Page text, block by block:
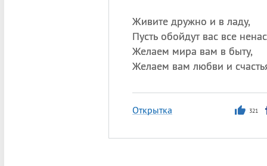
Живите дружно и в ладу,
Пусть обойдут вас все
Желаем мира вам в быту,
Желаем вам любви и
Открытка 321